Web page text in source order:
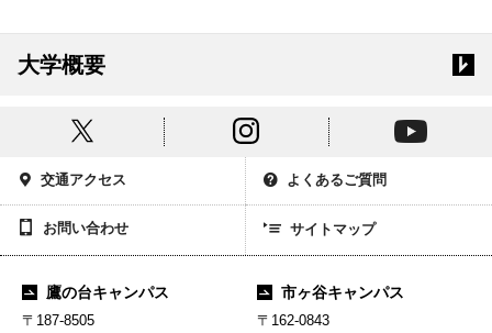
大学概要
交通アクセス よくあるご質問
お問い合わせ サイトマップ
鷹の台キャンパス
〒187-8505
市ヶ谷キャンパス
〒162-0843